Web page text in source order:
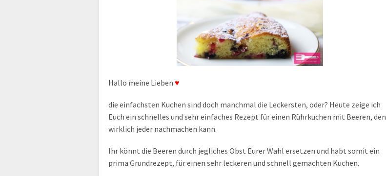
Hallo meine Lieben ♥
die einfachsten Kuchen sind doch manchmal die Leckersten, oder? Heute zeige ich
Euch ein schnelles und sehr einfaches Rezept für einen Rührkuchen mit Beeren, den
wirklich jeder nachmachen kann.
Ihr könnt die Beeren durch jegliches Obst Eurer Wahl ersetzen und habt somit ein
prima Grundrezept, für einen sehr leckeren und schnell gemachten Kuchen.